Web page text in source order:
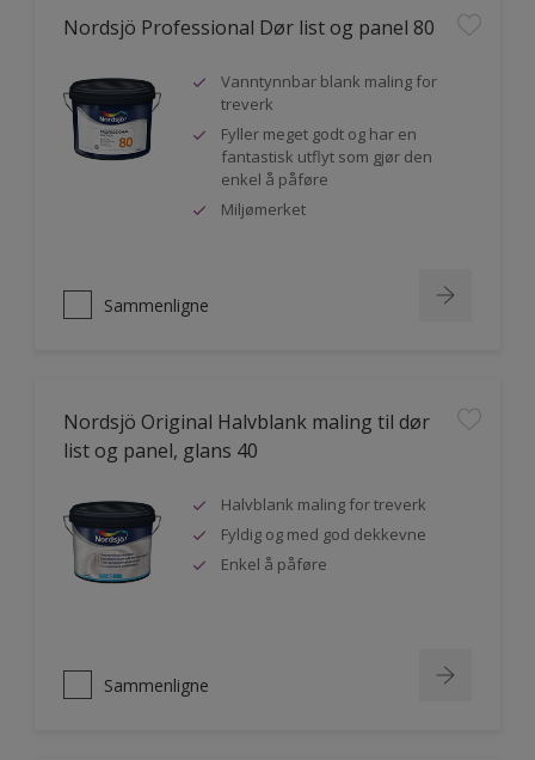
Nordsjö Professional Dør list og panel 80
Vanntynnbar blank maling for
treverk
Fyller meget godt og har en
fantastisk utflyt som gjør den
enkel å påføre
Miljømerket
Sammenligne
Nordsjö Original Halvblank maling til dør
list og panel, glans 40
Halvblank maling for treverk
Fyldig og med god dekkevne
Enkel å påføre
Sammenligne